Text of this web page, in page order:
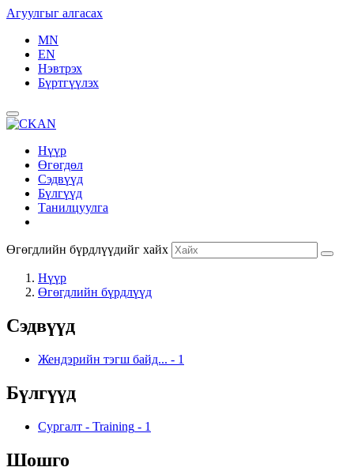
Агуулгыг алгасах
MN
EN
Нэвтрэх
Бүртгүүлэх
Нүүр
Өгөгдөл
Сэдвүүд
Бүлгүүд
Танилцуулга
Өгөгдлийн бүрдлүүдийг хайх
Нүүр
Өгөгдлийн бүрдлүүд
Сэдвүүд
Жендэрийн тэгш байд... - 1
Бүлгүүд
Сургалт - Training - 1
Шошго